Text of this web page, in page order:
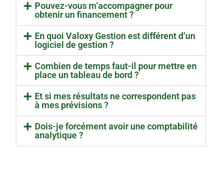
Pouvez-vous m’accompagner pour
obtenir un financement ?
En quoi Valoxy Gestion est différent d’un
logiciel de gestion ?
Combien de temps faut-il pour mettre en
place un tableau de bord ?
Et si mes résultats ne correspondent pas
à mes prévisions ?
Dois-je forcément avoir une comptabilité
analytique ?